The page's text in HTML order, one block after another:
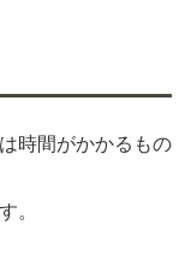
時間がかかるもの
。